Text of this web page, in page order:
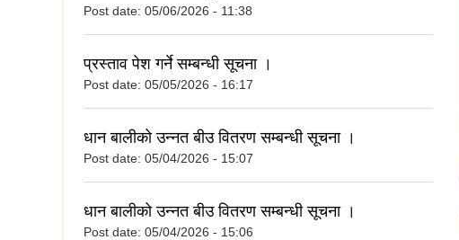
Post date: 05/06/2026 - 11:38
प्रस्ताव पेश गर्ने सम्बन्धी सूचना ।
Post date: 05/05/2026 - 16:17
धान बालीको उन्नत बीउ वितरण सम्बन्धी सूचना ।
Post date: 05/04/2026 - 15:07
धान बालीको उन्नत बीउ वितरण सम्बन्धी सूचना ।
Post date: 05/04/2026 - 15:06